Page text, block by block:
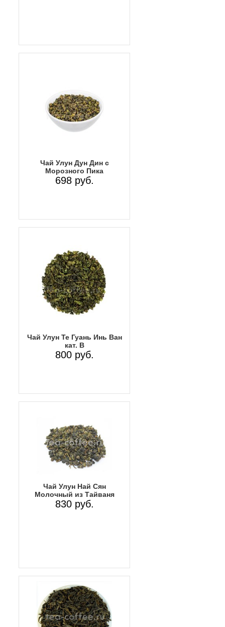
Чай Улун Дун Дин с
Морозного Пика
698 руб.
Чай Улун Те Гуань Инь Ван
кат. B
800 руб.
Чай Улун Най Сян
Молочный из Тайваня
830 руб.